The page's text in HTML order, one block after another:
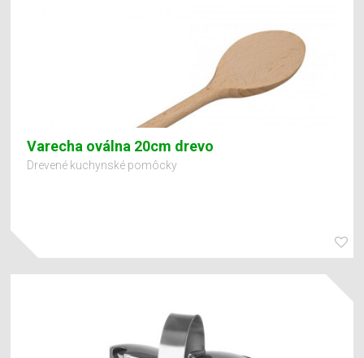
Varecha oválna 20cm drevo
Drevené kuchynské pomôcky